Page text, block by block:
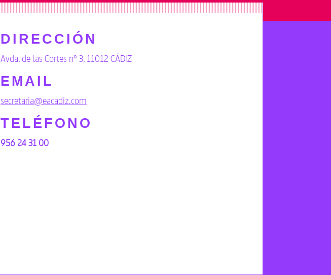
DIRECCIÓN
Avda. de las Cortes nº 3, 11012 CÁDIZ
EMAIL
secretaria@eacadiz.com
TELÉFONO
956 24 31 00